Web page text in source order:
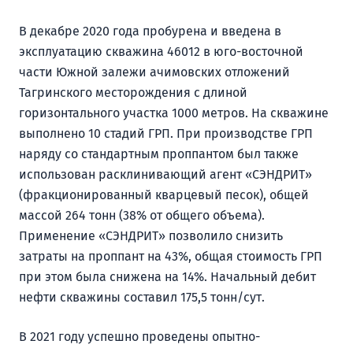
В декабре 2020 года пробурена и введена в
эксплуатацию скважина 46012 в юго-восточной
части Южной залежи ачимовских отложений
Тагринского месторождения с длиной
горизонтального участка 1000 метров. На скважине
выполнено 10 стадий ГРП. При производстве ГРП
наряду со стандартным проппантом был также
использован расклинивающий агент «СЭНДРИТ»
(фракционированный кварцевый песок), общей
массой 264 тонн (38% от общего объема).
Применение «СЭНДРИТ» позволило снизить
затраты на проппант на 43%, общая стоимость ГРП
при этом была снижена на 14%. Начальный дебит
нефти скважины составил 175,5 тонн/сут.
В 2021 году успешно проведены опытно-